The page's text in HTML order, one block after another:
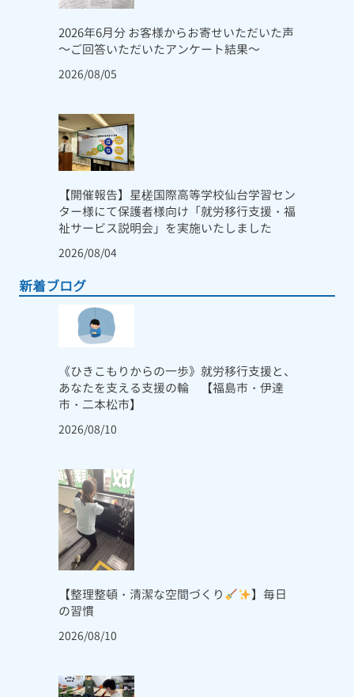
2026年6月分 お客様からお寄せいただいた声
～ご回答いただいたアンケート結果～
2026/08/05
【開催報告】星槎国際高等学校仙台学習セン
ター様にて保護者様向け「就労移行支援・福
祉サービス説明会」を実施いたしました
2026/08/04
新着ブログ
《ひきこもりからの一歩》就労移行支援と、
あなたを支える支援の輪 【福島市・伊達
市・二本松市】
2026/08/10
【整理整頓・清潔な空間づくり
】毎日
の習慣
2026/08/10